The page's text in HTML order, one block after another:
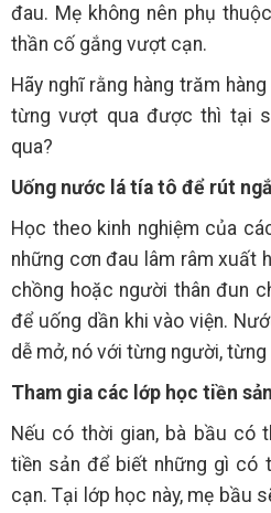
đau. Mẹ không nên phụ
thần cố gắng vượt cạn.
Hãy nghĩ rằng hàng trăm
từng vượt qua được thì tại
qua?
Uống nước lá tía tô để rút
Học theo kinh nghiệm của
những cơn đau lâm râm xuất
chồng hoặc người thân đun
để uống dần khi vào viện.
dễ mở, nó với từng người,
Tham gia các lớp học tiền sản
Nếu có thời gian, bà bầu có
tiền sản để biết những gì có
cạn. Tại lớp học này, mẹ bầu